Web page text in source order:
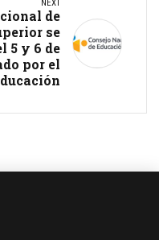
NEXT
de
se
5 y 6 de
por el